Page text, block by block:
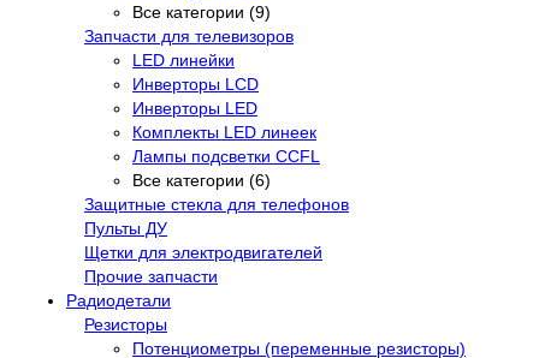
Все категории (9)
Запчасти для телевизоров
LED линейки
Инверторы LCD
Инверторы LED
Комплекты LED линеек
Лампы подсветки CCFL
Все категории (6)
Защитные стекла для телефонов
Пульты ДУ
Щетки для электродвигателей
Прочие запчасти
Радиодетали
Резисторы
Потенциометры (переменные резисторы)